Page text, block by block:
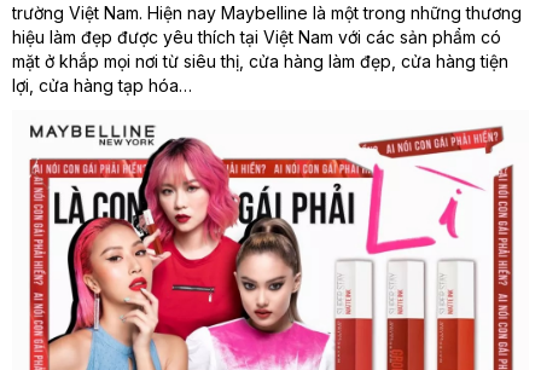
trường Việt Nam. Hiện nay Maybelline là một trong những thương
hiệu làm đẹp được yêu thích tại Việt Nam với các sản phẩm có
mặt ở khắp mọi nơi từ siêu thị, cửa hàng làm đẹp, cửa hàng tiện
lợi, cửa hàng tạp hóa…